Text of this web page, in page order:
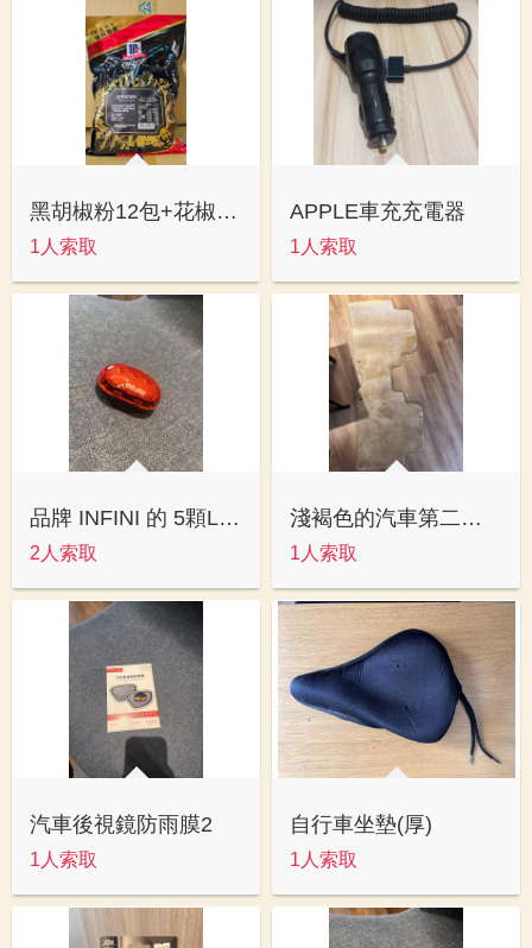
黑胡椒粉12包+花椒罐50罐
1人索取
APPLE車充充電器
1人索取
品牌 INFINI 的 5顆LED紅光尾燈（型號：I-401R 或 I-402R）
2人索取
淺褐色的汽車第二排地毯(Toyota或Honda等車型適用)
1人索取
汽車後視鏡防雨膜2
1人索取
自行車坐墊(厚)
1人索取